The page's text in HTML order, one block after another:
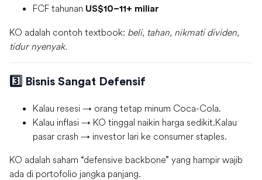
FCF tahunan US$10–11+ miliar
KO adalah contoh textbook: beli, tahan, nikmati dividen,
tidur nyenyak.
3️⃣ Bisnis Sangat Defensif
Kalau resesi → orang tetap minum Coca-Cola.
Kalau inflasi → KO tinggal naikin harga sedikit.Kalau
pasar crash → investor lari ke consumer staples.
KO adalah saham “defensive backbone” yang hampir wajib
ada di portofolio jangka panjang.